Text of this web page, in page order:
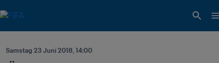
Samstag 23 Juni 2018, 14:00